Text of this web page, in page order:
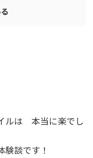
ルは 本当に楽でし
談です！